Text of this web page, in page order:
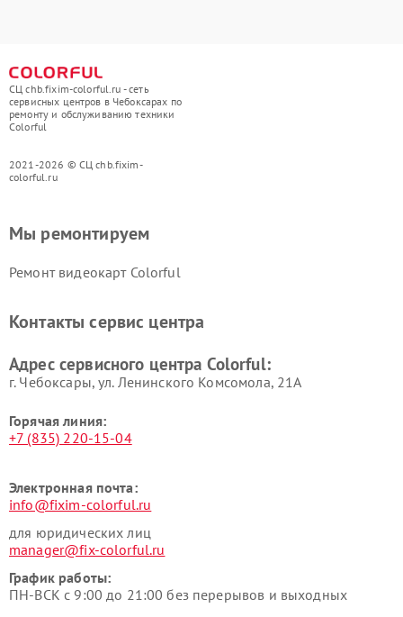
СЦ chb.fixim-colorful.ru - сеть
сервисных центров в Чебоксарах по
ремонту и обслуживанию техники
Colorful
2021-2026 © СЦ chb.fixim-
colorful.ru
Мы ремонтируем
Ремонт видеокарт Colorful
Контакты сервис центра
Адрес сервисного центра Colorful:
г. Чебоксары, ул. Ленинского Комсомола, 21А
Горячая линия:
+7 (835) 220-15-04
Электронная почта:
info@fixim-colorful.ru
для юридических лиц
manager@fix-colorful.ru
График работы:
ПН-ВСК с 9:00 до 21:00 без перерывов и выходных